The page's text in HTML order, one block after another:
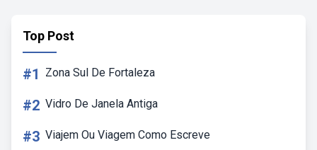
Top Post
#1 Zona Sul De Fortaleza
#2 Vidro De Janela Antiga
#3 Viajem Ou Viagem Como Escreve